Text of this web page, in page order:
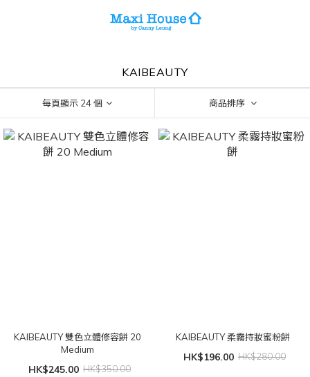
KAIBEAUTY
每頁顯示 24 個 商品排序
KAIBEAUTY 雙色立體修容餅 20
Medium
HK$245.00 HK$350.00
KAIBEAUTY 柔霧持妝蜜粉餅
HK$196.00 HK$280.00